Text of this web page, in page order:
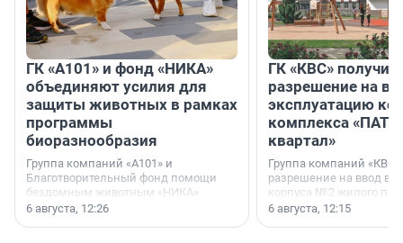
ГК «А101» и фонд «НИКА»
объединяют усилия для
защиты животных в рамках
программы
биоразнообразия
Группа компаний «А101» и
Благотворительный фонд помощи
бездомным животным «НИКА»
заключили соглашение о
6 августа, 12:26
ГК «КВС»
разрешение на
эксплуатацию
комплекса
квартал»
Группа компаний
разрешение на ввод в
корпуса № 2 жилого
Уютный квартал»,
6 августа, 12:15